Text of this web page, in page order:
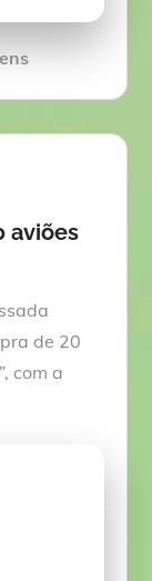
aviões
de 20
com a